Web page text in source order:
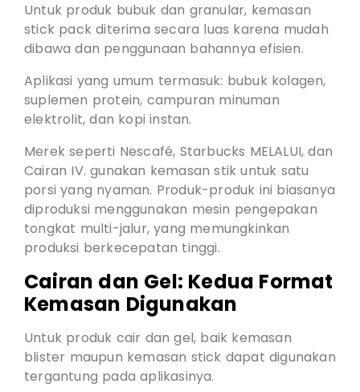
Untuk produk bubuk dan granular, kemasan
stick pack diterima secara luas karena mudah
dibawa dan penggunaan bahannya efisien.
Aplikasi yang umum termasuk: bubuk kolagen,
suplemen protein, campuran minuman
elektrolit, dan kopi instan.
Merek seperti Nescafé, Starbucks MELALUI, dan
Cairan IV. gunakan kemasan stik untuk satu
porsi yang nyaman. Produk-produk ini biasanya
diproduksi menggunakan mesin pengepakan
tongkat multi-jalur, yang memungkinkan
produksi berkecepatan tinggi.
Cairan dan Gel: Kedua Format
Kemasan Digunakan
Untuk produk cair dan gel, baik kemasan
blister maupun kemasan stick dapat digunakan
tergantung pada aplikasinya.